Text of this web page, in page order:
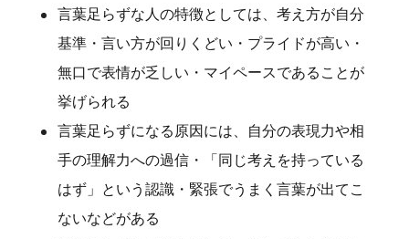
言葉足らずな人の特徴としては、考え方が自分
基準・言い方が回りくどい・プライドが高い・
無口で表情が乏しい・マイペースであることが
挙げられる
言葉足らずになる原因には、自分の表現力や相
手の理解力への過信・「同じ考えを持っている
はず」という認識・緊張でうまく言葉が出てこ
ないなどがある